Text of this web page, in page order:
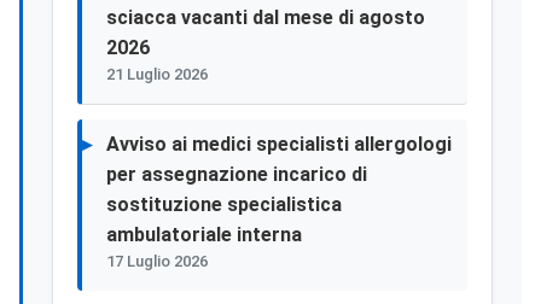
sciacca vacanti dal mese di agosto
2026
21 Luglio 2026
Avviso ai medici specialisti allergologi
per assegnazione incarico di
sostituzione specialistica
ambulatoriale interna
17 Luglio 2026